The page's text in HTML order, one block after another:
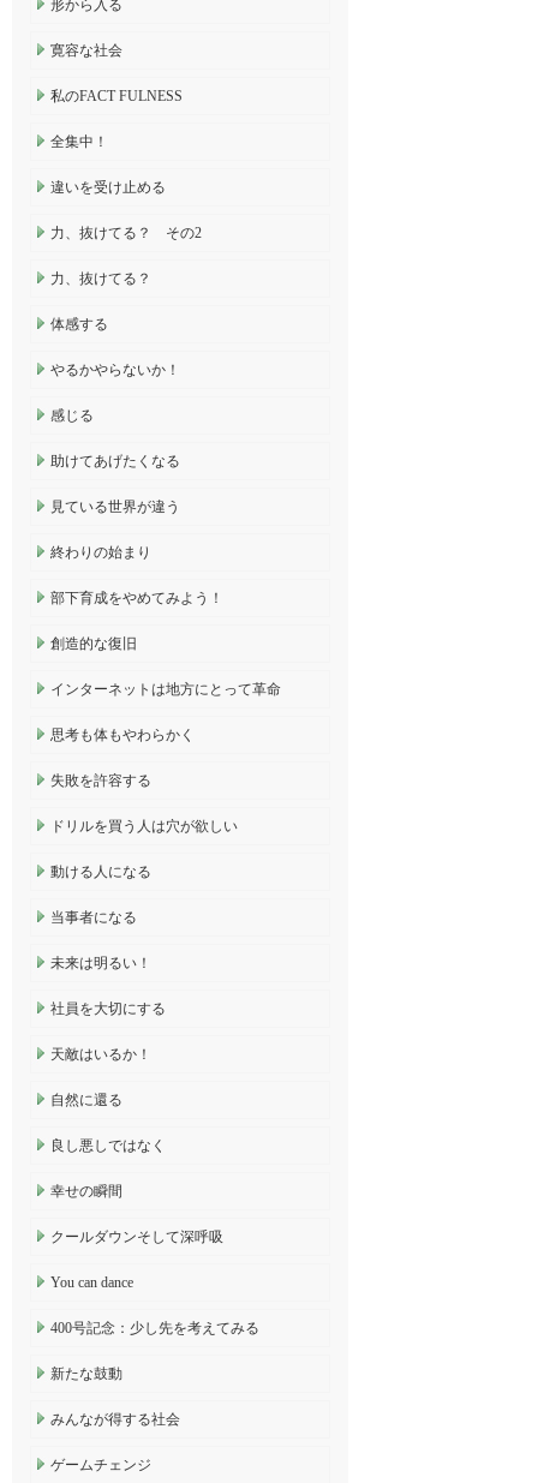
形から入る
寛容な社会
私のFACT FULNESS
全集中！
違いを受け止める
力、抜けてる？ その2
力、抜けてる？
体感する
やるかやらないか！
感じる
助けてあげたくなる
見ている世界が違う
終わりの始まり
部下育成をやめてみよう！
創造的な復旧
インターネットは地方にとって革命
思考も体もやわらかく
失敗を許容する
ドリルを買う人は穴が欲しい
動ける人になる
当事者になる
未来は明るい！
社員を大切にする
天敵はいるか！
自然に還る
良し悪しではなく
幸せの瞬間
クールダウンそして深呼吸
You can dance
400号記念：少し先を考えてみる
新たな鼓動
みんなが得する社会
ゲームチェンジ